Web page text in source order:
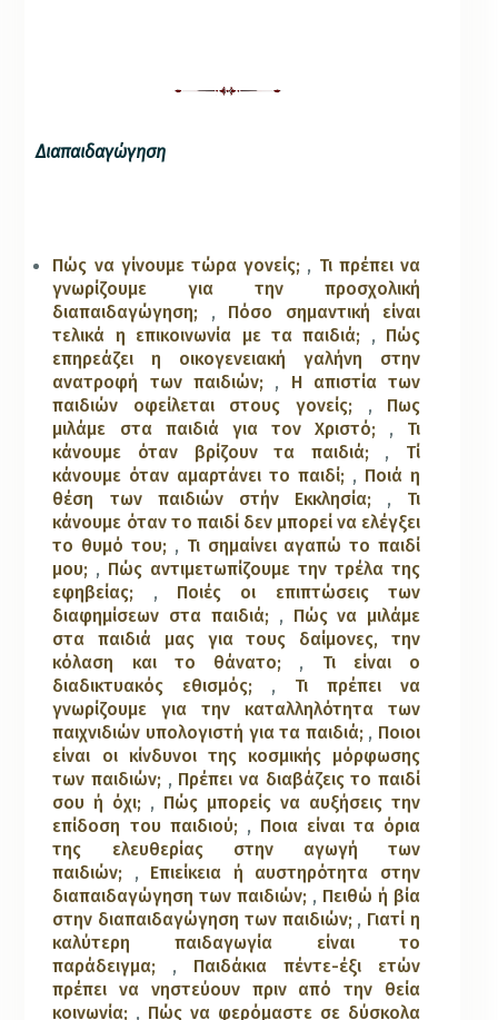
Διαπαιδαγώγηση
Πώς να γίνουμε τώρα γονείς; , Τι πρέπει να
γνωρίζουμε για την προσχολική
διαπαιδαγώγηση; , Πόσο σημαντική είναι
τελικά η επικοινωνία με τα παιδιά; , Πώς
επηρεάζει η οικογενειακή γαλήνη στην
ανατροφή των παιδιών;, Η απιστία των
παιδιών οφείλεται στους γονείς; , Πως
μιλάμε στα παιδιά για τον Χριστό;, Τι
κάνουμε όταν βρίζουν τα παιδιά;, Τί
κάνουμε όταν αμαρτάνει το παιδί; , Ποιά η
θέση των παιδιών στήν Εκκλησία;, Τι
κάνουμε όταν το παιδί δεν μπορεί να ελέγξει
το θυμό του; , Τι σημαίνει αγαπώ το παιδί
μου; , Πώς αντιμετωπίζουμε την τρέλα της
εφηβείας; , Ποιές οι επιπτώσεις των
διαφημίσεων στα παιδιά;, Πώς να μιλάμε
στα παιδιά μας για τους δαίμονες, την
κόλαση και το θάνατο; , Τι είναι ο
διαδικτυακός εθισμός; , Τι πρέπει να
γνωρίζουμε για την καταλληλότητα των
παιχνιδιών υπολογιστή για τα παιδιά;, Ποιοι
είναι οι κίνδυνοι της κοσμικής μόρφωσης
των παιδιών; , Πρέπει να διαβάζεις το παιδί
σου ή όχι; , Πώς μπορείς να αυξήσεις την
επίδοση του παιδιού;, Ποια είναι τα όρια
της ελευθερίας στην αγωγή των
παιδιών; , Επιείκεια ή αυστηρότητα στην
διαπαιδαγώγηση των παιδιών; , Πειθώ ή βία
στην διαπαιδαγώγηση των παιδιών;, Γιατί η
καλύτερη παιδαγωγία είναι το
παράδειγμα; , Παιδάκια πέντε-έξι ετών
πρέπει να νηστεύουν πριν από την θεία
κοινωνία; , Πώς να φερόμαστε σε δύσκολα